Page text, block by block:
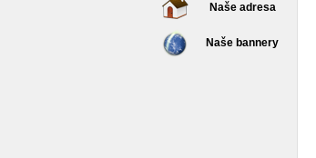
Naše adresa
Naše bannery